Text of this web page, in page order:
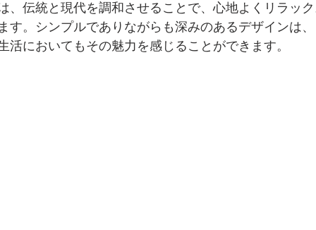
、伝統と現代を調和させることで、心地よくリラッ
す。シンプルでありながらも深みのあるデザインは
活においてもその魅力を感じることができます。